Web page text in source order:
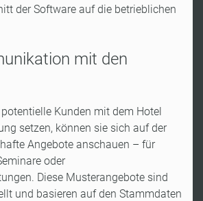
der Software auf die betrieblichen
mit den
Kunden mit dem Hotel
setzen, können sie sich auf der
Angebote anschauen – für
oder
Diese Musterangebote sind
und basieren auf den Stammdaten